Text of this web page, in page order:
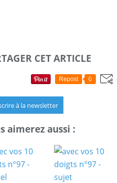
CET ARTICLE
Repost 0
à la newsletter
aimerez aussi :